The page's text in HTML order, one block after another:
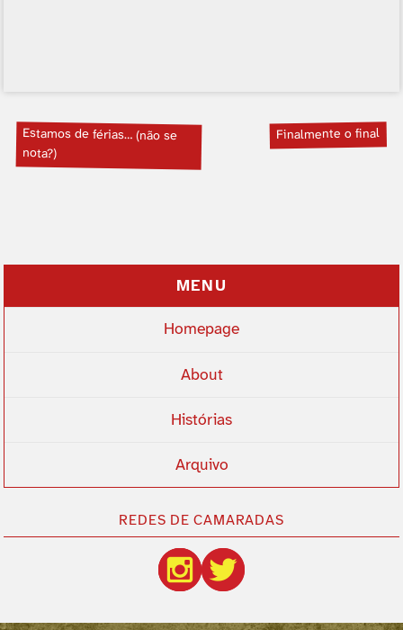
Estamos de férias… (não se
nota?)
Finalmente o final
MENU
Homepage
About
Histórias
Arquivo
REDES DE CAMARADAS